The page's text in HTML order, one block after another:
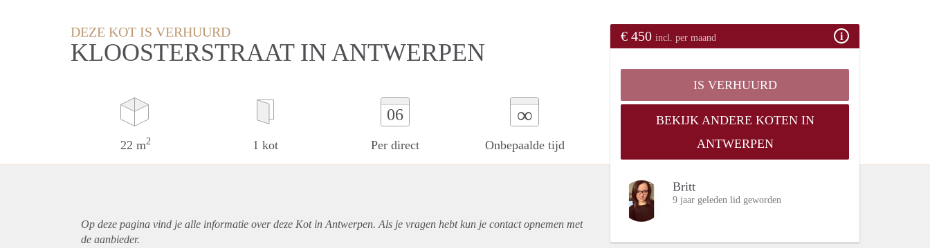
DEZE KOT IS VERHUURD
KLOOSTERSTRAAT IN ANTWERPEN
22 m2 1 kot
06
Per direct
∞
Onbepaalde tijd
€ 450 incl. per maand
IS VERHUURD
BEKIJK ANDERE KOTEN IN
ANTWERPEN
Britt
9 jaar geleden lid geworden
Op deze pagina vind je alle informatie over deze Kot in Antwerpen. Als je vragen hebt kun je contact opnemen met
de aanbieder.